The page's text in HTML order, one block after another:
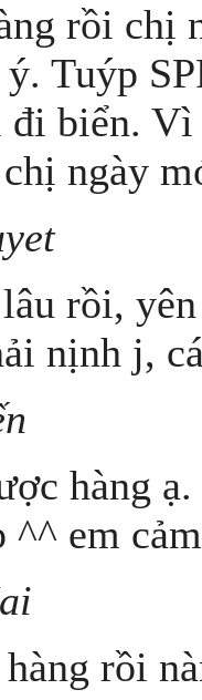
rồi chị
Tuýp
đi biển.
ngày
rồi,
nịnh j,
hàng
^^ em
rồi